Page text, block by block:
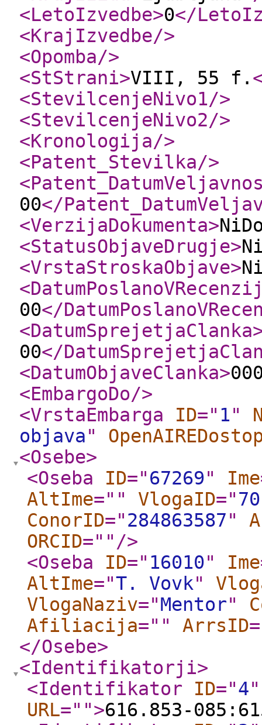
<LetoIzvedbe>0</
<KrajIzvedbe/>
<Opomba/>
<StStrani>VIII, 55 f.
<StevilcenjeNivo1/>
<StevilcenjeNivo2/>
<Kronologija/>
<Patent_Stevilka/>
00</
<VerzijaDokumenta>
<StatusObjaveDrugje>
<VrstaStroskaObjave>
00</
<DatumSprejetjaClanka
00</
<DatumObjaveClanka>
<EmbargoDo/>
<VrstaEmbarga
ID=" 1"
objava"
<Osebe>
<Oseba
ID="67269" Ime
AltIme=" " VlogaID="70
ConorID="284863587"
ORCID=" " />
<Oseba
ID=" 16010" Ime
AltIme="T. Vovk"
VlogaNaziv="Mentor"
Afiliacija=" " ArrsID
</Osebe>
<Identifikatorji>
<Identifikator
ID="4"
URL=" ">616.853-